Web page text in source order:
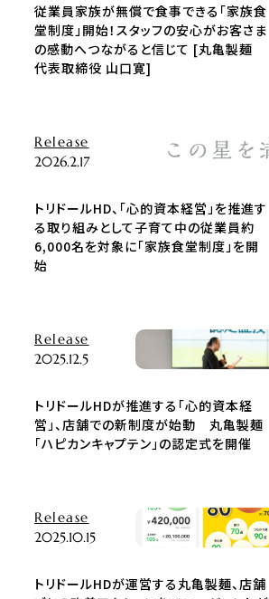
従業員家族が無償で食事できる「家族食
堂制度」開始！スタッフの安心がお客さま
の感動へつながると信じて [丸亀製麺
代表取締役 山口寛]
Release
2026.2.17
トリドールHD、「心的資本経営」を推進す
る取り組みとして子育て中の従業員約
6,000名を対象に「家族食堂制度」を開
始
Release
2025.12.5
トリドールHDが推進する「心的資本経
営」、店舗での新制度が始動 丸亀製麺
「ハピカンキャプテン」の認定式を開催
Release
2025.10.15
トリドールHDが運営する丸亀製麺、店舗